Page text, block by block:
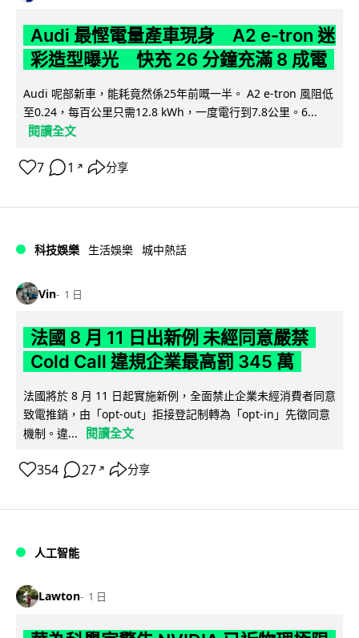
Audi 最慳電量產車現身 A2 e-tron 迷
彩造型曝光 快充 26 分鐘充滿 8 成電
Audi 呢部新車，能耗竟然係25年前嘅一半。 A2 e-tron 風阻低
至0.24，每百公里只需12.8 kWh，一度電行到7.8公里。6...
閱讀全文
7 1 ↗ 分享
科技娛樂 生活娛樂 城中熱話
Vin 1 日
法國 8 月 11 日出新例 未經同意嚴禁
Cold Call 違規企業最高罰 345 萬
法國將於 8 月 11 日起實施新例，全面禁止企業未經消費者同意
致電推銷，由「opt-out」拒接登記制轉為「opt-in」先徵同意
機制。違...
閱讀全文
354 27 ↗ 分享
人工智能
Lawton 1 日